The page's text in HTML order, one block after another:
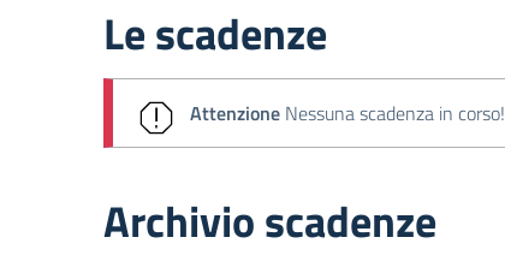
Le scadenze
Attenzione Nessuna scadenza in corso!
Archivio scadenze